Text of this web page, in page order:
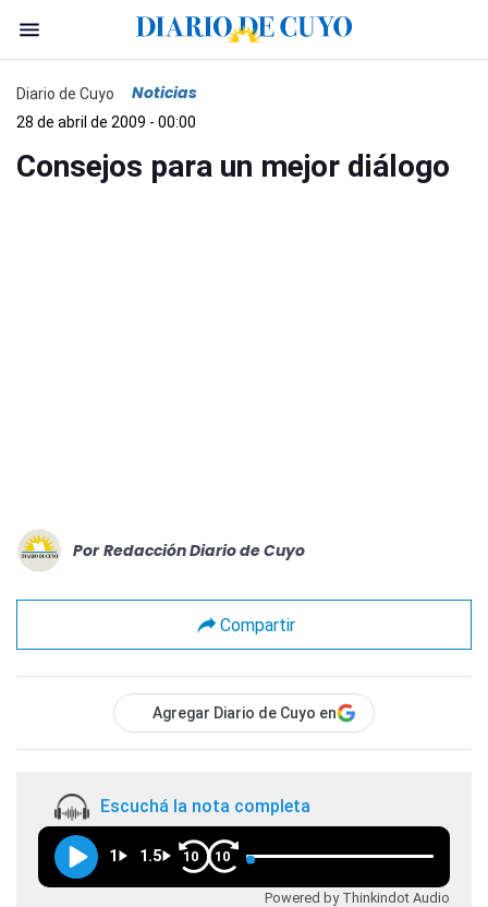
Diario de Cuyo Noticias
28 de abril de 2009 - 00:00
Consejos para un mejor diálogo
Por Redacción Diario de Cuyo
Compartir
Agregar Diario de Cuyo en
Escuchá la nota completa
1 1.5 10 10
Powered by Thinkindot Audio